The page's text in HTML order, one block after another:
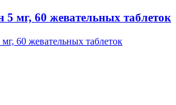
мг, 60 жевательных таблеток